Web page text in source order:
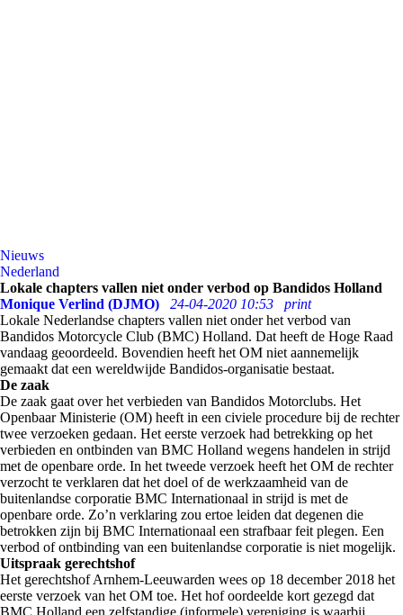
Nieuws
Nederland
Lokale chapters vallen niet onder verbod op Bandidos Holland
Monique Verlind (DJMO)
24-04-2020 10:53
print
Lokale Nederlandse chapters vallen niet onder het verbod van
Bandidos Motorcycle Club (BMC) Holland. Dat heeft de Hoge Raad
vandaag geoordeeld. Bovendien heeft het OM niet aannemelijk
gemaakt dat een wereldwijde Bandidos-organisatie bestaat.
De zaak
De zaak gaat over het verbieden van Bandidos Motorclubs. Het
Openbaar Ministerie (OM) heeft in een civiele procedure bij de rechter
twee verzoeken gedaan. Het eerste verzoek had betrekking op het
verbieden en ontbinden van BMC Holland wegens handelen in strijd
met de openbare orde. In het tweede verzoek heeft het OM de rechter
verzocht te verklaren dat het doel of de werkzaamheid van de
buitenlandse corporatie BMC Internationaal in strijd is met de
openbare orde. Zo’n verklaring zou ertoe leiden dat degenen die
betrokken zijn bij BMC Internationaal een strafbaar feit plegen. Een
verbod of ontbinding van een buitenlandse corporatie is niet mogelijk.
Uitspraak gerechtshof
Het gerechtshof Arnhem-Leeuwarden wees op 18 december 2018 het
eerste verzoek van het OM toe. Het hof oordeelde kort gezegd dat
BMC Holland een zelfstandige (informele) vereniging is waarbij